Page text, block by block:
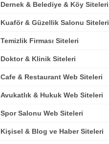
Dernek & Belediye & Köy Siteleri
Kuaför & Güzellik Salonu Siteleri
Temizlik Firması Siteleri
Doktor & Klinik Siteleri
Cafe & Restaurant Web Siteleri
Avukatlık & Hukuk Web Siteleri
Spor Salonu Web Siteleri
Kişisel & Blog ve Haber Siteleri